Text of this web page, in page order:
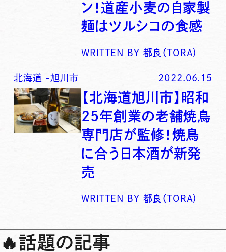
ン！道産小麦の自家製
麺はツルシコの食感
WRITTEN BY 都良（TORA)
北海道 -旭川市 2022.06.15
【北海道旭川市】昭和
25年創業の老舗焼鳥
専門店が監修！焼鳥
に合う日本酒が新発
売
WRITTEN BY 都良（TORA)
🔥話題の記事